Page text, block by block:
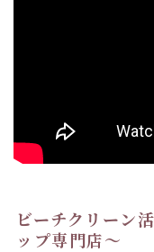
ビーチクリー
ップ専門店〜